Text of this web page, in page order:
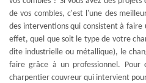
de vos combles, c'est l'une des
des interventions qui consistent à
effet, quel que soit le type de votre
dite industrielle ou métallique), le
faire grâce à un professionnel. Pour
charpentier couvreur qui intervient